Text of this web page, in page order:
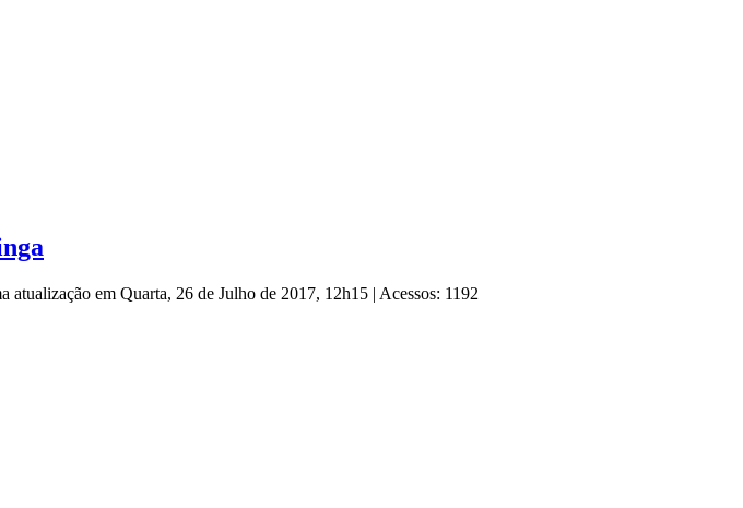
atualização em Quarta, 26 de Julho de 2017, 12h15 | Acessos: 1192